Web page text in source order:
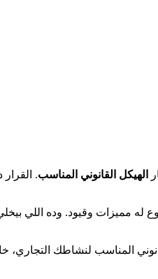
الهيكل القانوني المناسب.
مميزات وقيود. وده اللي بيخلي
المناسب لنشاطك التجاري،